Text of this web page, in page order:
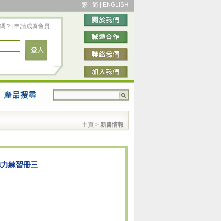
繁 简 ENGLISH
？ 申請成為會員
主頁 > 新書情報
練習冊三